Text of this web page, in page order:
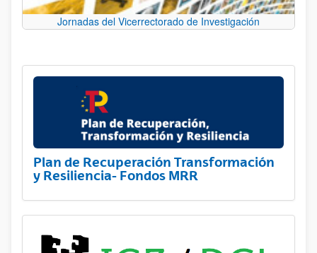
Jornadas del Vicerrectorado de Investigación
Plan de Recuperación Transformación
y Resiliencia- Fondos MRR